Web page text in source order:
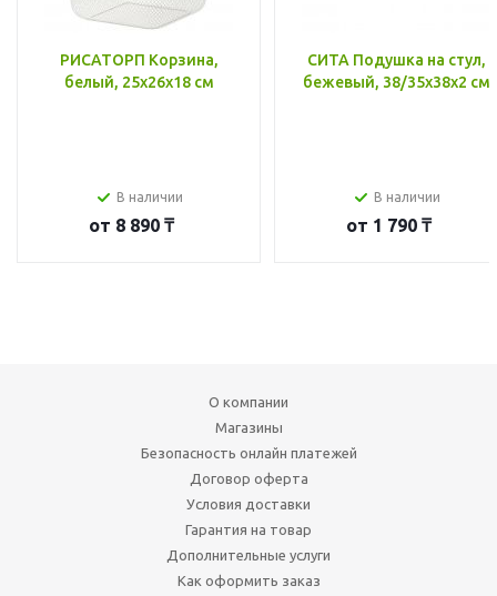
РИСАТОРП Корзина,
белый, 25x26x18 см
В наличии
от 8 890 ₸
СИТА Подушка на стул,
бежевый, 38/35x38x2 см
В наличии
от 1 790 ₸
О компании
Магазины
Безопасность онлайн платежей
Договор оферта
Условия доставки
Гарантия на товар
Дополнительные услуги
Как оформить заказ